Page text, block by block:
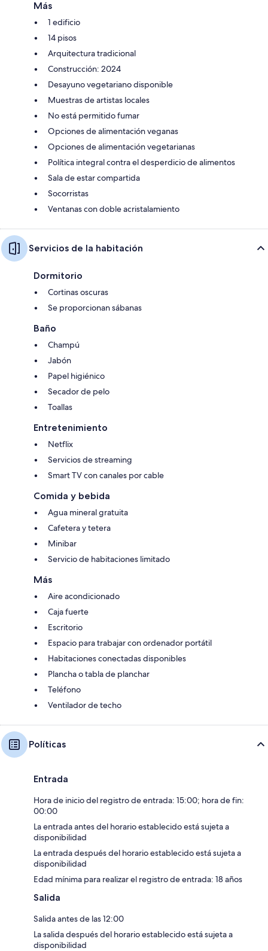
Más
1 edificio
14 pisos
Arquitectura tradicional
Construcción: 2024
Desayuno vegetariano disponible
Muestras de artistas locales
No está permitido fumar
Opciones de alimentación veganas
Opciones de alimentación vegetarianas
Política integral contra el desperdicio de alimentos
Sala de estar compartida
Socorristas
Ventanas con doble acristalamiento
Servicios de la habitación
Dormitorio
Cortinas oscuras
Se proporcionan sábanas
Baño
Champú
Jabón
Papel higiénico
Secador de pelo
Toallas
Entretenimiento
Netflix
Servicios de streaming
Smart TV con canales por cable
Comida y bebida
Agua mineral gratuita
Cafetera y tetera
Minibar
Servicio de habitaciones limitado
Más
Aire acondicionado
Caja fuerte
Escritorio
Espacio para trabajar con ordenador portátil
Habitaciones conectadas disponibles
Plancha o tabla de planchar
Teléfono
Ventilador de techo
Políticas
Entrada
Hora de inicio del registro de entrada: 15:00; hora de fin:
00:00
La entrada antes del horario establecido está sujeta a
disponibilidad
La entrada después del horario establecido está sujeta a
disponibilidad
Edad mínima para realizar el registro de entrada: 18 años
Salida
Salida antes de las 12:00
La salida después del horario establecido está sujeta a
disponibilidad